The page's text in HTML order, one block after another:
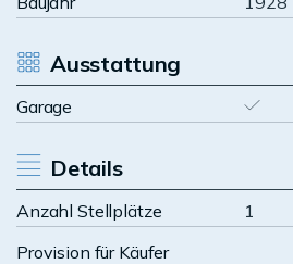
Ausstattung
Garage
Details
Anzahl Stellplätze
1
Provision für Käufer